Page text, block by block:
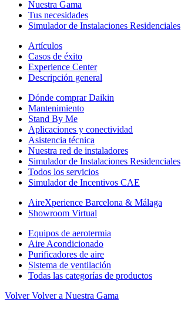
Nuestra Gama
Tus necesidades
Simulador de Instalaciones Residenciales
Artículos
Casos de éxito
Experience Center
Descripción general
Dónde comprar Daikin
Mantenimiento
Stand By Me
Aplicaciones y conectividad
Asistencia técnica
Nuestra red de instaladores
Simulador de Instalaciones Residenciales
Todos los servicios
Simulador de Incentivos CAE
AireXperience Barcelona & Málaga
Showroom Virtual
Equipos de aerotermia
Aire Acondicionado
Purificadores de aire
Sistema de ventilación
Todas las categorías de productos
Volver Volver a Nuestra Gama